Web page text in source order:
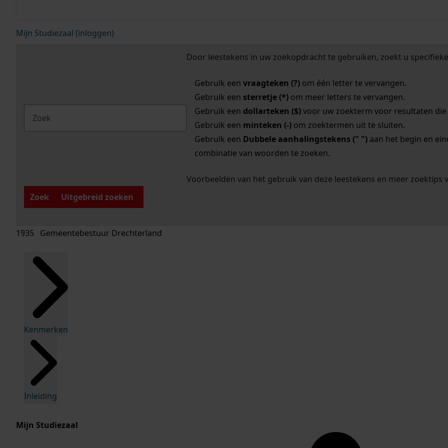
Mijn Studiezaal (inloggen)
Door leestekens in uw zoekopdracht te gebruiken, zoekt u
Gebruik een vraagteken (?)om één letter te vervangen.
Gebruik een sterretje (*)om meer letters te vervangen.
Gebruik een dollarteken ($)voor uw zoekterm voor resultaten die
Gebruik een minteken (-)om zoektermen uit te sluiten.
Gebruik een Dubbele aanhalingstekens (" ")aan het begin en
combinatie van woorden te zoeken.
Voorbeelden van het gebruik van deze leestekens en meer zoektips
Zoek
Uitgebreid zoeken
1935 Gemeentebestuur Drechterland
Kenmerken
Inleiding
Mijn Studiezaal